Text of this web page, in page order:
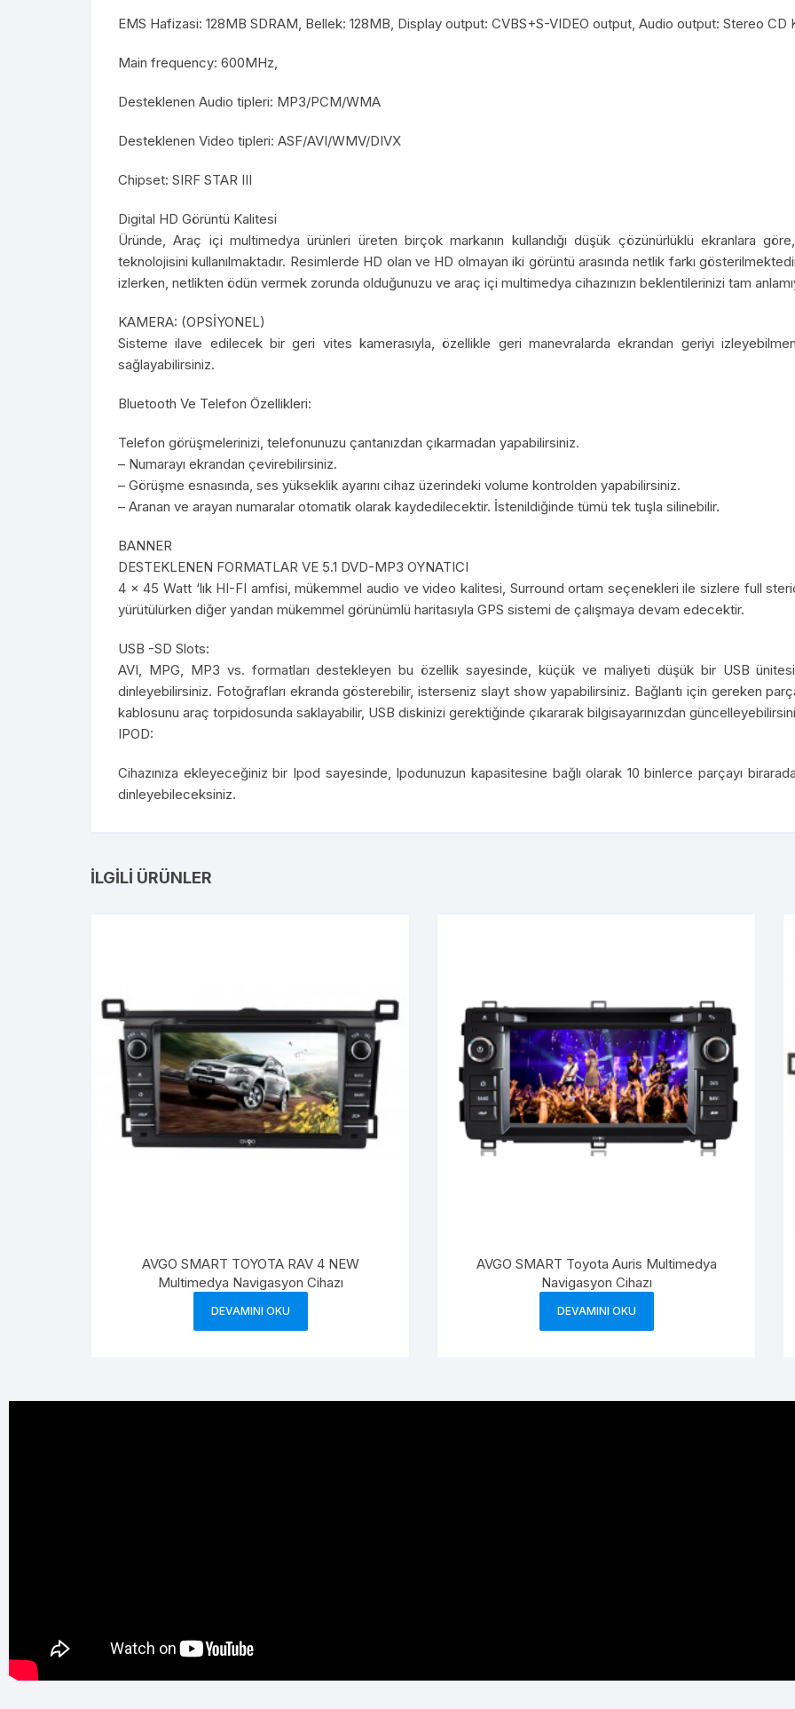
EMS Hafizasi: 128MB SDRAM, Bellek: 128MB, Display output: CVBS+S-VIDEO output, Audio output: Stereo CD
Main frequency: 600MHz,
Desteklenen Audio tipleri: MP3/PCM/WMA
Desteklenen Video tipleri: ASF/AVI/WMV/DIVX
Chipset: SIRF STAR III
Digital HD Görüntü Kalitesi
Üründe, Araç içi multimedya ürünleri üreten birçok markanın kullandığı düşük çözünürlüklü ekranlara
teknolojisini kullanılmaktadır. Resimlerde HD olan ve HD olmayan iki görüntü arasında netlik farkı
izlerken, netlikten ödün vermek zorunda olduğunuzu ve araç içi multimedya cihazınızın beklentilerinizi tam
KAMERA: (OPSİYONEL)
Sisteme ilave edilecek bir geri vites kamerasıyla, özellikle geri manevralarda ekrandan geriyi
sağlayabilirsiniz.
Bluetooth Ve Telefon Özellikleri:
Telefon görüşmelerinizi, telefonunuzu çantanızdan çıkarmadan yapabilirsiniz.
– Numarayı ekrandan çevirebilirsiniz.
– Görüşme esnasında, ses yükseklik ayarını cihaz üzerindeki volume kontrolden yapabilirsiniz.
– Aranan ve arayan numaralar otomatik olarak kaydedilecektir. İstenildiğinde tümü tek tuşla silinebilir.
BANNER
DESTEKLENEN FORMATLAR VE 5.1 DVD-MP3 OYNATICI
4 x 45 Watt ‘lık HI-FI amfisi, mükemmel audio ve video kalitesi, Surround ortam seçenekleri ile sizlere full
yürütülürken diğer yandan mükemmel görünümlü haritasıyla GPS sistemi de çalışmaya devam edecektir.
USB -SD Slots:
AVI, MPG, MP3 vs. formatları destekleyen bu özellik sayesinde, küçük ve maliyeti düşük bir USB
dinleyebilirsiniz. Fotoğrafları ekranda gösterebilir, isterseniz slayt show yapabilirsiniz. Bağlantı için gereken
kablosunu araç torpidosunda saklayabilir, USB diskinizi gerektiğinde çıkararak bilgisayarınızdan
IPOD:
Cihazınıza ekleyeceğiniz bir Ipod sayesinde, Ipodunuzun kapasitesine bağlı olarak 10 binlerce parçayı
dinleyebileceksiniz.
İLGILI ÜRÜNLER
AVGO SMART TOYOTA RAV 4 NEW
Multimedya Navigasyon Cihazı
DEVAMINI OKU
AVGO SMART Toyota Auris Multimedya
Navigasyon Cihazı
DEVAMINI OKU